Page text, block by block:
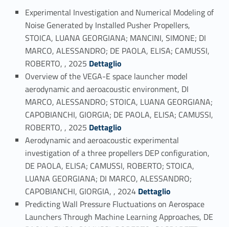
Experimental Investigation and Numerical Modeling of
Noise Generated by Installed Pusher Propellers,
STOICA, LUANA GEORGIANA; MANCINI, SIMONE; DI
MARCO, ALESSANDRO; DE PAOLA, ELISA; CAMUSSI,
ROBERTO, , 2025 Link identifier #identifier_person_46941-1Dettaglio
Overview of the VEGA-E space launcher model
aerodynamic and aeroacoustic environment, DI
MARCO, ALESSANDRO; STOICA, LUANA GEORGIANA;
CAPOBIANCHI, GIORGIA; DE PAOLA, ELISA; CAMUSSI,
ROBERTO, , 2025 Link identifier #identifier_person_34777-2Dettaglio
Aerodynamic and aeroacoustic experimental
investigation of a three propellers DEP configuration,
DE PAOLA, ELISA; CAMUSSI, ROBERTO; STOICA,
LUANA GEORGIANA; DI MARCO, ALESSANDRO;
CAPOBIANCHI, GIORGIA, , 2024Link identifier #identifier_person_4166-3Dettaglio
Predicting Wall Pressure Fluctuations on Aerospace
Launchers Through Machine Learning Approaches, DE